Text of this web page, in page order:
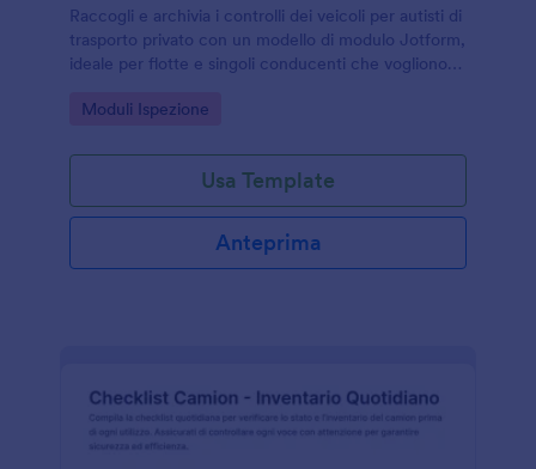
Raccogli e archivia i controlli dei veicoli per autisti di
trasporto privato con un modello di modulo Jotform,
ideale per flotte e singoli conducenti che vogliono
Go to Category:
Moduli Ispezione
Usa Template
Anteprima